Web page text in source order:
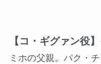
【コ・ギグァン役
ミホの父親。パク・